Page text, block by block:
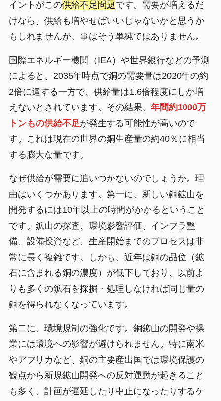
イントがこの供給不足問題です。需要が増えるだ
けなら、供給も増やせばいいじゃないかと思うか
もしれませんが、事はそう単純ではありません。
国際エネルギー機関（IEA）や世界銀行などの予測
によると、2035年時点で銅の需要量は2020年の約
2倍に達する一方で、供給量は1.6倍程度にしか増
えないとされています。その結果、 年間約1000万
トンもの供給不足が発生する可能性が高いので
す。これは現在の世界の銅生産量の約40％に相当
する膨大な量です。
なぜ供給が需要に追いつかないのでしょうか。理
由はいくつかあります。第一に、新しい銅鉱山を
開発するには10年以上の時間がかかるということ
です。鉱山の探査、環境影響評価、インフラ整
備、設備投資など、生産開始までのプロセスは非
常に長く複雑です。しかも、近年は銅の品位（鉱
石に含まれる銅の濃度）が低下しており、以前よ
りも多くの鉱石を採掘・処理しなければ同じ量の
銅を得られなくなっています。
第二に、環境規制の強化です。銅鉱山の開発や操
業には環境への影響が避けられません。特に南米
やアフリカなど、銅の主要産出国では環境保護の
観点から新規鉱山開発への反対運動が起きること
も多く、計画が遅延したり中止になったりするケ